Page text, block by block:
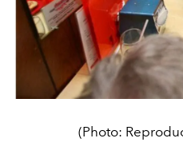
(Photo: